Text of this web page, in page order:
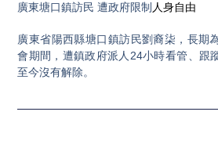
廣東塘口鎮訪民 遭政府限制 人身自由
廣東省陽西縣塘口鎮訪民劉裔柒，長期
會期間，遭鎮政府派人24小時看管、跟
至今沒有解除。